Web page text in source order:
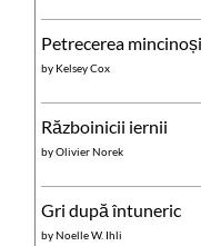
Petrecerea
by Kelsey Cox
Războinicii iernii
byOlivier Norek
Gri după întuneric
byNoelle W. Ihli